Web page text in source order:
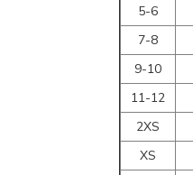
5-6
7-8
9-10
11-12
2XS
XS